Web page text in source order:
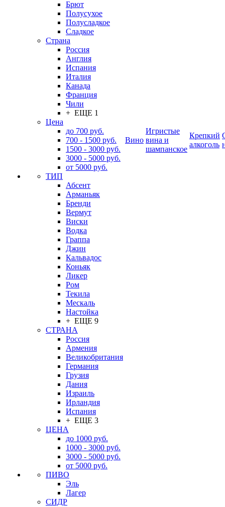
Брют
Полусухое
Полусладкое
Сладкое
Страна
Россия
Англия
Испания
Италия
Канада
Франция
Чили
+ ЕЩЕ 1
Цена
до 700 руб.
700 - 1500 руб.
1500 - 3000 руб.
3000 - 5000 руб.
от 5000 руб.
ТИП
Абсент
Арманьяк
Бренди
Вермут
Виски
Водка
Граппа
Джин
Кальвадос
Коньяк
Ликер
Ром
Текила
Мескаль
Настойка
+ ЕЩЕ 9
СТРАНА
Россия
Армения
Великобритания
Германия
Грузия
Дания
Израиль
Ирландия
Испания
+ ЕЩЕ 3
ЦЕНА
до 1000 руб.
1000 - 3000 руб.
3000 - 5000 руб.
от 5000 руб.
ПИВО
Эль
Лагер
СИДР
Вино
Игристые
вина и
шампанское
Крепкий
алкоголь